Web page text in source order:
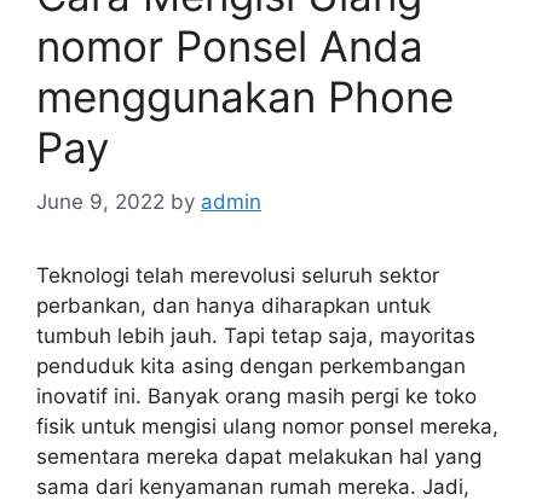
nomor Ponsel Anda
menggunakan Phone
Pay
June 9, 2022 by admin
Teknologi telah merevolusi seluruh sektor
perbankan, dan hanya diharapkan untuk
tumbuh lebih jauh. Tapi tetap saja, mayoritas
penduduk kita asing dengan perkembangan
inovatif ini. Banyak orang masih pergi ke toko
fisik untuk mengisi ulang nomor ponsel mereka,
sementara mereka dapat melakukan hal yang
sama dari kenyamanan rumah mereka. Jadi,